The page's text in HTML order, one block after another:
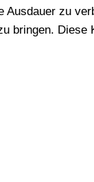
Ausdauer zu
bringen. Diese